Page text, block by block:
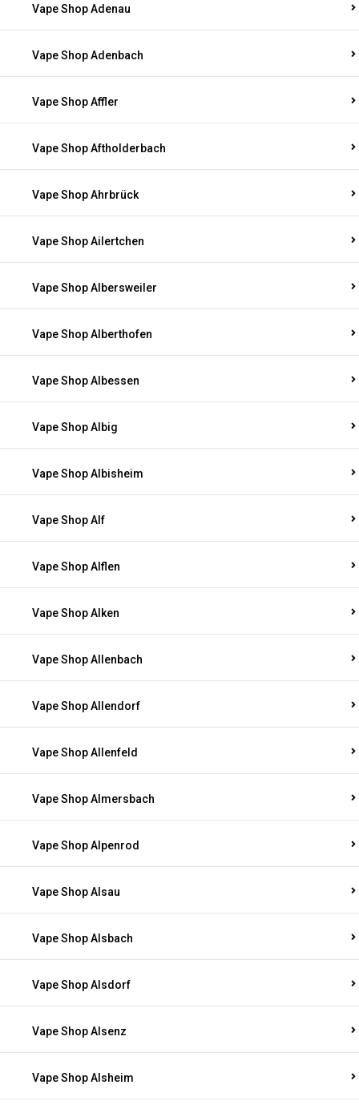
Vape Shop Adenau
Vape Shop Adenbach
Vape Shop Affler
Vape Shop Aftholderbach
Vape Shop Ahrbrück
Vape Shop Ailertchen
Vape Shop Albersweiler
Vape Shop Alberthofen
Vape Shop Albessen
Vape Shop Albig
Vape Shop Albisheim
Vape Shop Alf
Vape Shop Alflen
Vape Shop Alken
Vape Shop Allenbach
Vape Shop Allendorf
Vape Shop Allenfeld
Vape Shop Almersbach
Vape Shop Alpenrod
Vape Shop Alsau
Vape Shop Alsbach
Vape Shop Alsdorf
Vape Shop Alsenz
Vape Shop Alsheim